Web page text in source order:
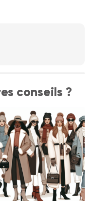
conseils ?